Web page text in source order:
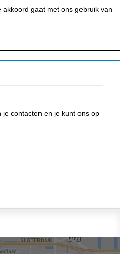
gaat met ons gebruik van
0 WINKELWAGEN
contacten en je kunt ons op